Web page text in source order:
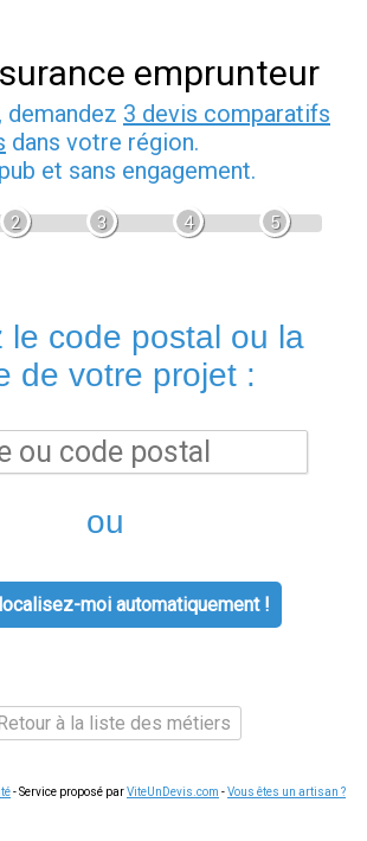
emprunteur
demandez 3 devis comparatifs
dans votre région.
et sans engagement.
2 3 4 5
le code postal ou la
de votre projet :
ou
moi automatiquement !
à la liste des métiers
- Service proposé parViteUnDevis.com -Vous êtes un artisan ?